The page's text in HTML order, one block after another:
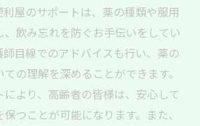
利屋のサポートは、薬の種類や服用
飲み忘れを防ぐお手伝いをしてい
師目線でのアドバイスも行い、薬の
の理解を深めることができます。
により、高齢者の皆様は、安心して
つことが可能になります。また、